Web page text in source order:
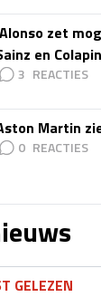
zet
en
3
Martin
0
GELEZEN